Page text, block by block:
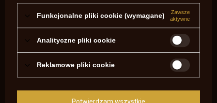
kapiszony, które zapewniają niezawodne zapłony. Dodatkowo
zestaw zawiera różnorodne akcesoria do czyszczenia i
konserwacji broni, w tym środki do czyszczenia i smarowania,
które pomagają w utrzymaniu mechanicznych części pistoletu
Ten zestaw akcesoriów został stworzony z myślą o zapewnieniu
najwyższej jakości i funkcjonalności, aby każdy użytkownik
Funkcjonalne pliki cookie (wymagane)
Zawsze
aktywne
Analityczne pliki cookie
Reklamowe pliki cookie
Potwierdzam wszystkie